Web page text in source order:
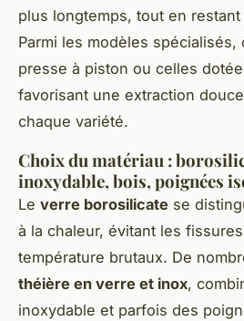
plus longtemps, tout en
Parmi les modèles spécialisés,
presse à piston ou celles
favorisant une extraction
chaque variété.
Choix du matériau :
inoxydable, bois, poignées
Le verre borosilicate se
à la chaleur, évitant les
température brutaux. De
théière en verre et inox,
inoxydable et parfois des